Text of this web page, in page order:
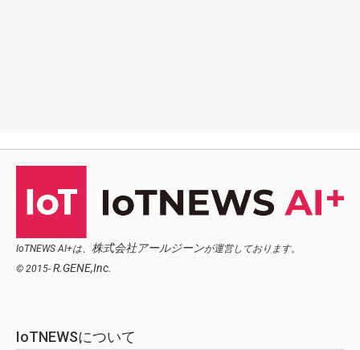
IoTNEWS AI+は、 株式会社アールジーンが運営しております。
© 2015- R.GENE,Inc.
IoTNEWSについて